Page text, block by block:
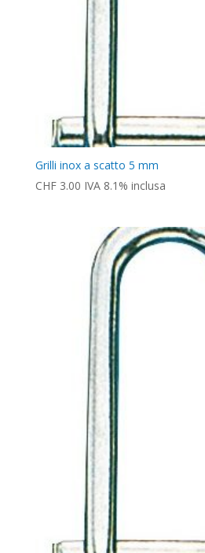
Grilli inox a scatto 5 mm
CHF3.00 IVA 8.1% inclusa